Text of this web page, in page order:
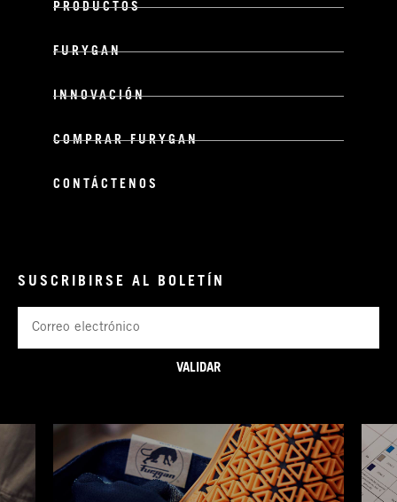
PRODUCTOS
FURYGAN
INNOVACIÓN
COMPRAR FURYGAN
CONTÁCTENOS
SUSCRIBIRSE AL BOLETÍN
electrónico
VALIDAR